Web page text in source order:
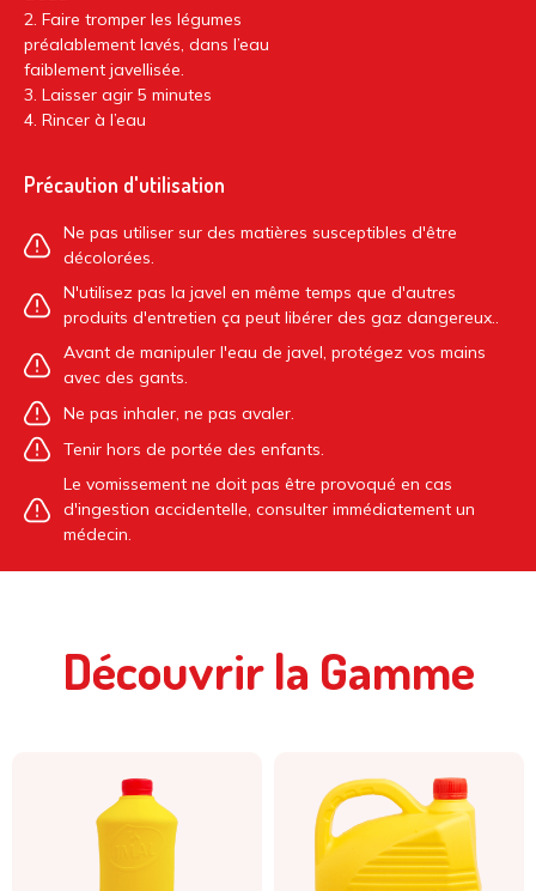
2. Faire tromper les légumes
préalablement lavés, dans l’eau
faiblement javellisée.
3. Laisser agir 5 minutes
4. Rincer à l’eau
Précaution d'utilisation
Ne pas utiliser sur des matières susceptibles d'être
décolorées.
N'utilisez pas la javel en même temps que d'autres
produits d'entretien ça peut libérer des gaz dangereux..
Avant de manipuler l'eau de javel, protégez vos mains
avec des gants.
Ne pas inhaler, ne pas avaler.
Tenir hors de portée des enfants.
Le vomissement ne doit pas être provoqué en cas
d'ingestion accidentelle, consulter immédiatement un
médecin.
Découvrir la Gamme